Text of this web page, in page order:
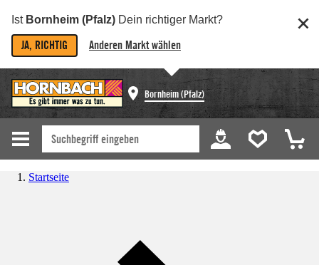
Ist Bornheim (Pfalz) Dein richtiger Markt?
JA, RICHTIG Anderen Markt wählen
Bornheim (Pfalz)
Startseite